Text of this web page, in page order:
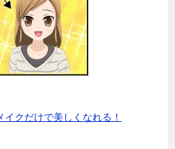
クだけで美しくなれる！